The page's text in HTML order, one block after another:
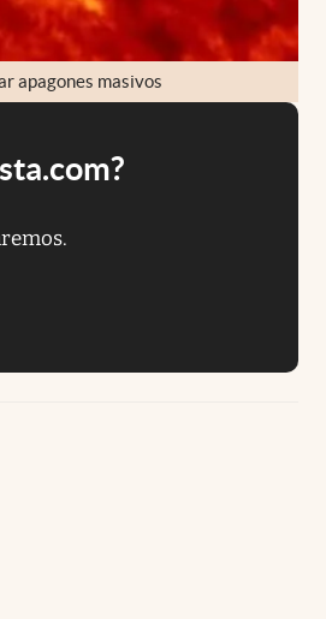
apagones masivos
pestaña